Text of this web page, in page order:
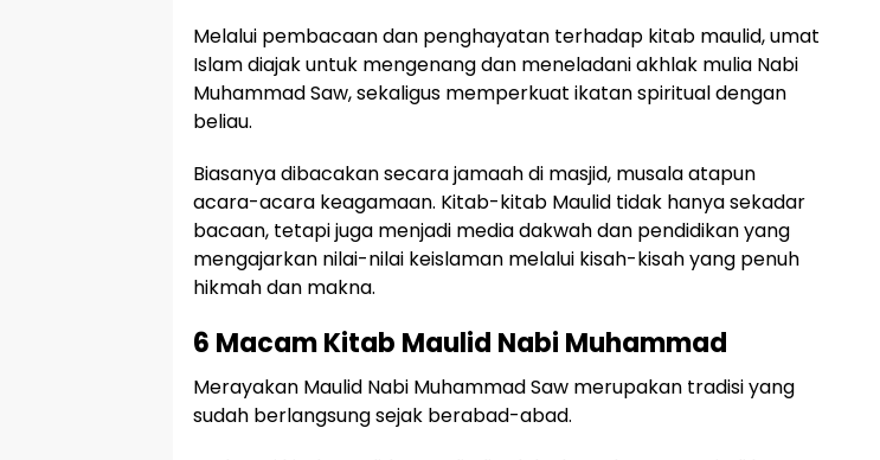
Melalui pembacaan dan penghayatan terhadap kitab maulid, umat
Islam diajak untuk mengenang dan meneladani akhlak mulia Nabi
Muhammad Saw, sekaligus memperkuat ikatan spiritual dengan
beliau.
Biasanya dibacakan secara jamaah di masjid, musala atapun
acara-acara keagamaan. Kitab-kitab Maulid tidak hanya sekadar
bacaan, tetapi juga menjadi media dakwah dan pendidikan yang
mengajarkan nilai-nilai keislaman melalui kisah-kisah yang penuh
hikmah dan makna.
6 Macam Kitab Maulid Nabi Muhammad
Merayakan Maulid Nabi Muhammad Saw merupakan tradisi yang
sudah berlangsung sejak berabad-abad.